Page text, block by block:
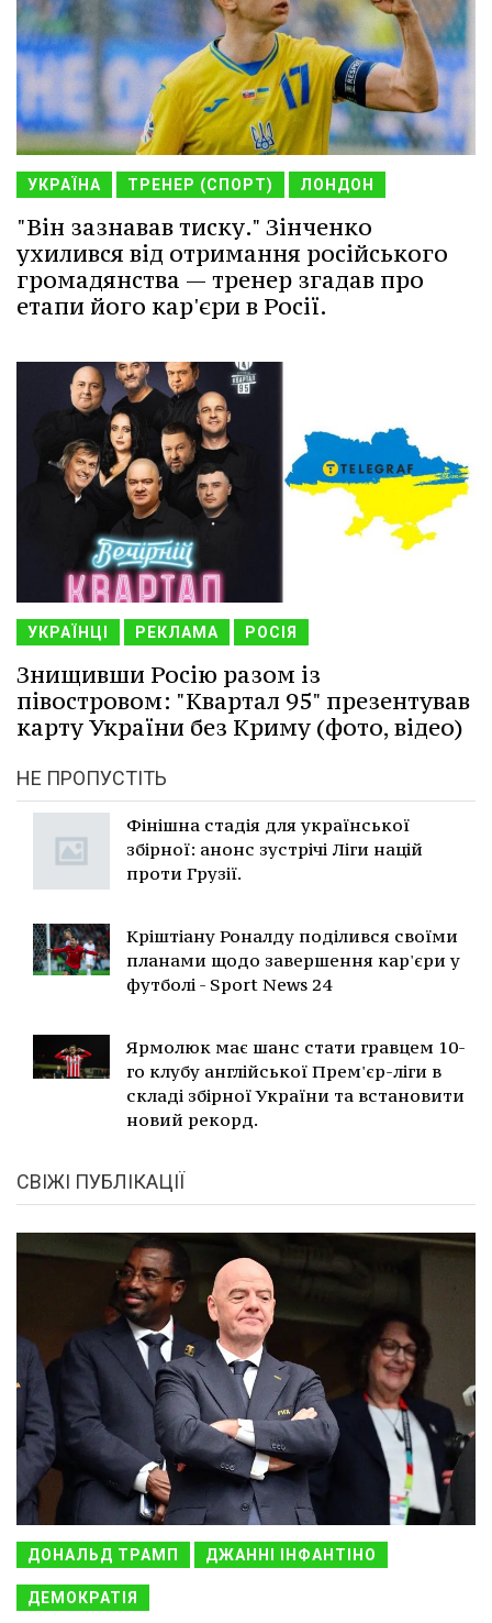
УКРАЇНА ТРЕНЕР (СПОРТ) ЛОНДОН
"Він зазнавав тиску." Зінченко
ухилився від отримання російського
громадянства — тренер згадав про
етапи його кар'єри в Росії.
УКРАЇНЦІ РЕКЛАМА РОСІЯ
Знищивши Росію разом із
півостровом: "Квартал 95" презентував
карту України без Криму (фото, відео)
НЕ ПРОПУСТІТЬ
Фінішна стадія для української
збірної: анонс зустрічі Ліги націй
проти Грузії.
Кріштіану Роналду поділився своїми
планами щодо завершення кар'єри у
футболі - Sport News 24
Ярмолюк має шанс стати гравцем 10-
го клубу англійської Прем'єр-ліги в
складі збірної України та встановити
новий рекорд.
СВІЖІ ПУБЛІКАЦІЇ
ДОНАЛЬД ТРАМП ДЖАННІ ІНФАНТІНО
ДЕМОКРАТІЯ